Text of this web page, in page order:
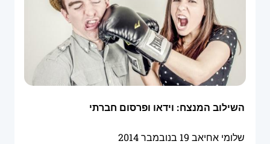
השילוב המנצח: וידאו ופרסום חברתי
שלומי אחיאב 19 בנובמבר 2014